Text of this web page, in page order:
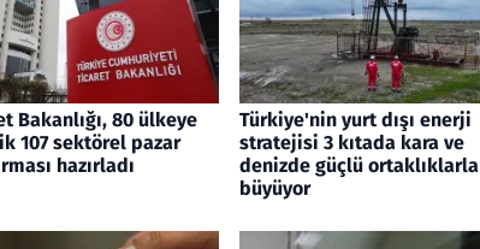
Bakanlığı, 80 ülkeye
107 sektörel pazar
hazırladı
Türkiye'nin yurt dışı enerji
stratejisi 3 kıtada kara ve
denizde güçlü ortaklıklarla
büyüyor